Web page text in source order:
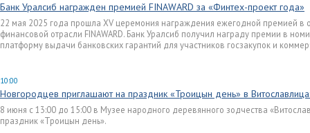
Банк Уралсиб награжден премией FINAWARD за «Финтех-проект года»
22 мая 2025 года прошла XV церемония награждения ежегодной премией в
финансовой отрасли FINAWARD. Банк Уралсиб получил награду премии в
платформу выдачи банковских гарантий для участников госзакупок и
10:00
Новгородцев приглашают на праздник «Троицын день» в
8 июня с 13:00 до 15:00 в Музее народного деревянного зодчества
праздник «Троицын день».